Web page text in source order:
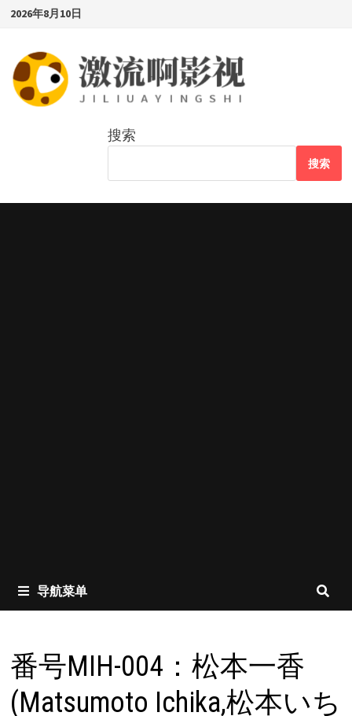
Skip
content
2026年8月10日
搜索
搜索
导航菜单
番号MIH-004：松本一香
(Matsumoto Ichika,松本いち